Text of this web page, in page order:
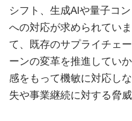
シフト、生成AIや量子コ
への対応が求められてい
て、既存のサプライチェ
ーンの変革を推進してい
感をもって機敏に対応し
失や事業継続に対する脅